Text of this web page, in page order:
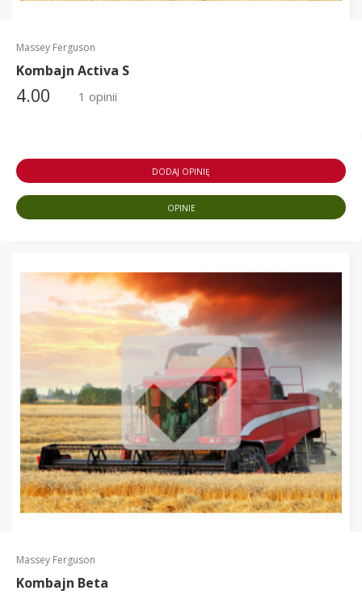
Massey Ferguson
Kombajn Activa S
4.00 1 opinii
DODAJ OPINIĘ
OPINIE
Massey Ferguson
Kombajn Beta